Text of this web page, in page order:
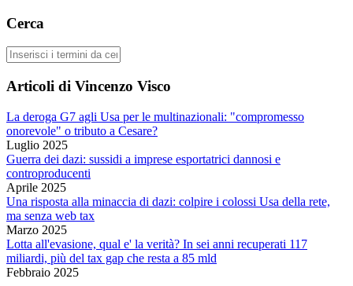
Cerca
Cerca
Articoli di Vincenzo Visco
La deroga G7 agli Usa per le multinazionali: "compromesso
onorevole" o tributo a Cesare?
Luglio 2025
Guerra dei dazi: sussidi a imprese esportatrici dannosi e
controproducenti
Aprile 2025
Una risposta alla minaccia di dazi: colpire i colossi Usa della rete,
ma senza web tax
Marzo 2025
Lotta all'evasione, qual e' la verità? In sei anni recuperati 117
miliardi, più del tax gap che resta a 85 mld
Febbraio 2025